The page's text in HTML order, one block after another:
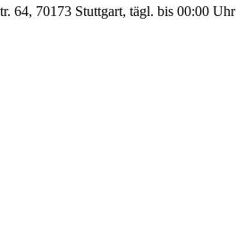
64, 70173 Stuttgart, tägl. bis 00:00 Uhr